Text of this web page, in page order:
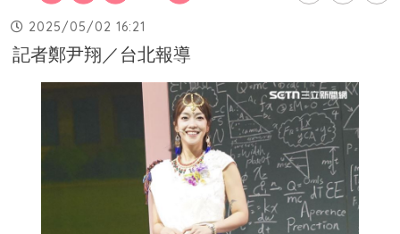
2025/05/02 16:21
記者鄭尹翔／台北報導